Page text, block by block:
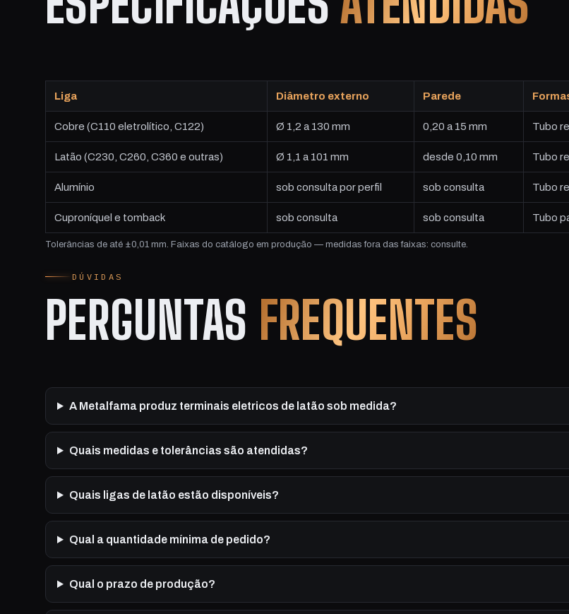
Liga Diâmetro externo Parede
Cobre (C110 eletrolítico, C122) Ø 1,2 a 130 mm 0,20 a 15 mm Tubo
Latão (C230, C260, C360 e outras) Ø 1,1 a 101 mm desde 0,10 mm Tubo
Alumínio sob consulta por perfil sob consulta Tubo
Cuproníquel e tomback sob consulta sob consulta Tubo
Tolerâncias de até ±0,01 mm. Faixas do catálogo em produção — medidas fora das faixas: consulte.
DÚVIDAS
PERGUNTAS FREQUENTES
A Metalfama produz terminais eletricos de latão sob medida?
Quais medidas e tolerâncias são atendidas?
Quais ligas de latão estão disponíveis?
Qual a quantidade mínima de pedido?
Qual o prazo de produção?